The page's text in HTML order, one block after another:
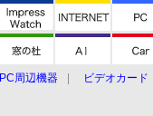
PC周辺機器
ビデオカード